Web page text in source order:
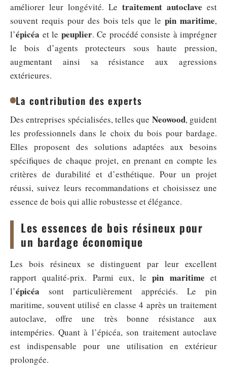
améliorer leur longévité. Le traitement autoclave est
souvent requis pour des bois tels que lepin maritime,
l’épicéa et le peuplier. Ce procédé consiste à imprégner
le bois d’agents protecteurs sous haute pression,
augmentant ainsi sa résistance aux agressions
extérieures.
La contribution des experts
Des entreprises spécialisées, telles que Neowood, guident
les professionnels dans le choix du bois pour bardage.
Elles proposent des solutions adaptées aux besoins
spécifiques de chaque projet, en prenant en compte les
critères de durabilité et d’esthétique. Pour un projet
réussi, suivez leurs recommandations et choisissez une
essence de bois qui allie robustesse et élégance.
Les essences de bois résineux pour
un bardage économique
Les bois résineux se distinguent par leur excellent
rapport qualité-prix. Parmi eux, lepin maritime et
l’épicéa sont particulièrement appréciés. Le pin
maritime, souvent utilisé en classe 4 après un traitement
autoclave, offre une très bonne résistance aux
intempéries. Quant à l’épicéa, son traitement autoclave
est indispensable pour une utilisation en extérieur
prolongée.